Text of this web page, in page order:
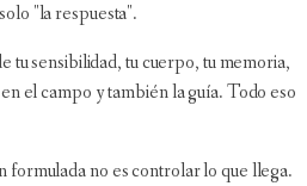
"la respuesta".
tu sensibilidad, tu cuerpo, tu memoria,
el campo y también la guía. Todo eso
formulada no es controlar lo que llega.